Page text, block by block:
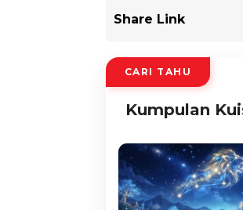
Share Link
CARI TAHU
Kumpulan